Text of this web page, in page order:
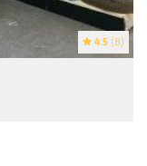
4.5 (8)